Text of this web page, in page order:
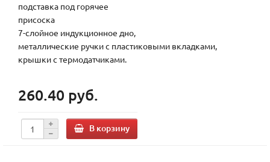
подставка под горячее
присоска
7-слойное индукционное дно,
металлические ручки с пластиковыми вкладками,
крышки с термодатчиками.
260.40 руб.
В корзину